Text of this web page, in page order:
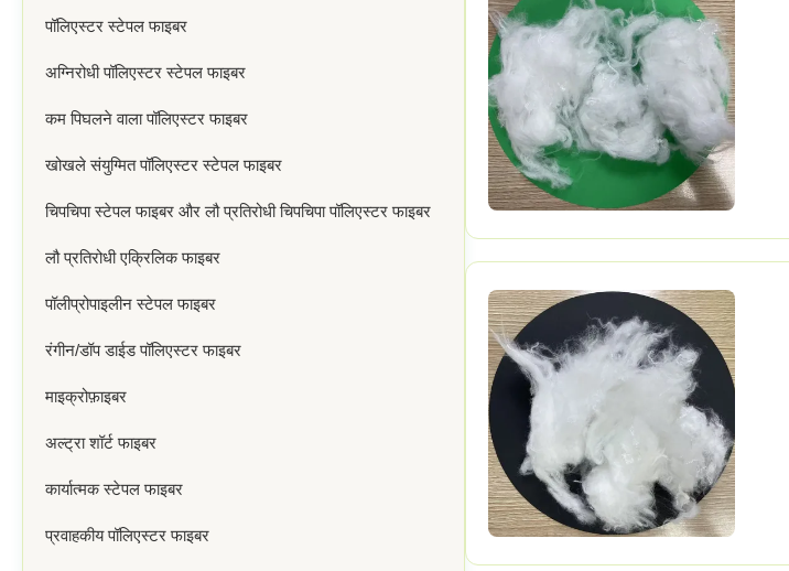
पॉलिएस्टर स्टेपल फाइबर
अग्निरोधी पॉलिएस्टर स्टेपल फाइबर
कम पिघलने वाला पॉलिएस्टर फाइबर
खोखले संयुग्मित पॉलिएस्टर स्टेपल फाइबर
चिपचिपा स्टेपल फाइबर और लौ प्रतिरोधी चिपचिपा पॉलिएस्टर फाइबर
लौ प्रतिरोधी एक्रिलिक फाइबर
पॉलीप्रोपाइलीन स्टेपल फाइबर
रंगीन/डॉप डाईड पॉलिएस्टर फाइबर
माइक्रोफ़ाइबर
अल्ट्रा शॉर्ट फाइबर
कार्यात्मक स्टेपल फाइबर
प्रवाहकीय पॉलिएस्टर फाइबर